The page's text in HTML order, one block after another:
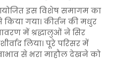
इस विशेष समागम का
गया। कीर्तन की मधुर
में श्रद्धालुओं ने सिर
लिया। पूरे परिसर में
से भरा माहौल देखने को